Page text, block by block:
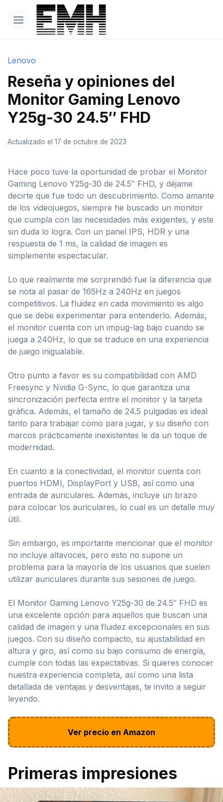
Lenovo
Reseña y opiniones del
Monitor Gaming Lenovo
Y25g-30 24.5″ FHD
Actualizado el 17 de octubre de 2023
Hace poco tuve la oportunidad de probar el Monitor
Gaming Lenovo Y25g-30 de 24.5″ FHD, y déjame
decirte que fue todo un descubrimiento. Como amante
de los videojuegos, siempre he buscado un monitor
que cumpla con las necesidades más exigentes, y este
sin duda lo logra. Con un panel IPS, HDR y una
respuesta de 1 ms, la calidad de imagen es
simplemente espectacular.
Lo que realmente me sorprendió fue la diferencia que
se nota al pasar de 165Hz a 240Hz en juegos
competitivos. La fluidez en cada movimiento es algo
que se debe experimentar para entenderlo. Además,
el monitor cuenta con un impug-lag bajo cuando se
juega a 240Hz, lo que se traduce en una experiencia
de juego inigualable.
Otro punto a favor es su compatibilidad con AMD
Freesync y Nvidia G-Sync, lo que garantiza una
sincronización perfecta entre el monitor y la tarjeta
gráfica. Además, el tamaño de 24.5 pulgadas es ideal
tanto para trabajar como para jugar, y su diseño con
marcos prácticamente inexistentes le da un toque de
modernidad.
En cuanto a la conectividad, el monitor cuenta con
puertos HDMI, DisplayPort y USB, así como una
entrada de auriculares. Además, incluye un brazo
para colocar los auriculares, lo cual es un detalle muy
útil.
Sin embargo, es importante mencionar que el monitor
no incluye altavoces, pero esto no supone un
problema para la mayoría de los usuarios que suelen
utilizar auriculares durante sus sesiones de juego.
El Monitor Gaming Lenovo Y25g-30 de 24.5″ FHD es
una excelente opción para aquellos que buscan una
calidad de imagen y una fluidez excepcionales en sus
juegos. Con su diseño compacto, su ajustabilidad en
altura y giro, así como su bajo consumo de energía,
cumple con todas las expectativas. Si quieres conocer
nuestra experiencia completa, así como una lista
detallada de ventajas y desventajas, te invito a seguir
leyendo.
Ver precio en Amazon
Primeras impresiones